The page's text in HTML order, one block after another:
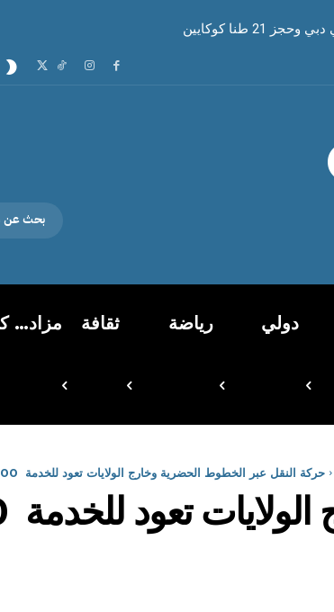
كوكايين
بحث عن
دولي رياضة ثقافة مزاد…
حركة النقل عبر الخطوط الحضرية وخارج الولايات تعود للخدمة 100 بالمائة إلى...